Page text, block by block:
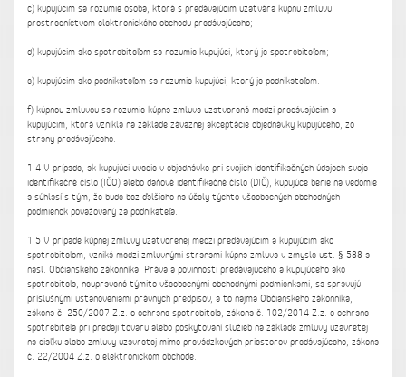
c) kupujúcim sa rozumie osoba, ktorá s predávajúcim uzatvára kúpnu zmluvu
prostredníctvom elektronického obchodu predávajúceho;
d) kupujúcim ako spotrebiteľom sa rozumie kupujúci, ktorý je spotrebiteľom;
e) kupujúcim ako podnikateľom sa rozumie kupujúci, ktorý je podnikateľom.
f) kúpnou zmluvou sa rozumie kúpna zmluva uzatvorená medzi predávajúcim a
kupujúcim, ktorá vznikla na základe záväznej akceptácie objednávky kupujúceho, zo
strany predávajúceho.
1.4 V prípade, ak kupujúci uvedie v objednávke pri svojich identifikačných údajoch svoje
identifikačné číslo (IČO) alebo daňové identifikačné číslo (DIČ), kupujúce berie na vedomie
a súhlasí s tým, že bude bez ďalšieho na účely týchto všeobecných obchodných
podmienok považovaný za podnikateľa.
1.5 V prípade kúpnej zmluvy uzatvorenej medzi predávajúcim a kupujúcim ako
spotrebiteľom, vzniká medzi zmluvnými stranami kúpna zmluva v zmysle ust. § 588 a
nasl. Občianskeho zákonníka. Práva a povinnosti predávajúceho a kupujúceho ako
spotrebiteľa, neupravené týmito všeobecnými obchodnými podmienkami, sa spravujú
príslušnými ustanoveniami právnych predpisov, a to najmä Občianskeho zákonníka,
zákona č. 250/2007 Z.z. o ochrane spotrebiteľa, zákona č. 102/2014 Z.z. o ochrane
spotrebiteľa pri predaji tovaru alebo poskytovaní služieb na základe zmluvy uzavretej
na diaľku alebo zmluvy uzavretej mimo prevádzkových priestorov predávajúceho, zákona
č. 22/2004 Z.z. o elektronickom obchode.